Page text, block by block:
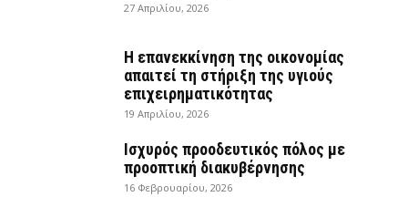
27 Απριλίου, 2026
Η επανεκκίνηση της οικονομίας
απαιτεί τη στήριξη της υγιούς
επιχειρηματικότητας
19 Απριλίου, 2026
Ισχυρός προοδευτικός πόλος με
προοπτική διακυβέρνησης
16 Φεβρουαρίου, 2026